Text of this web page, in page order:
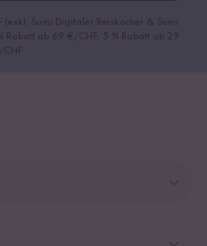
Sumi Digitaler Reiskocher & Sumi
Rabatt ab 69 €/CHF, 5 % Rabatt ab 29